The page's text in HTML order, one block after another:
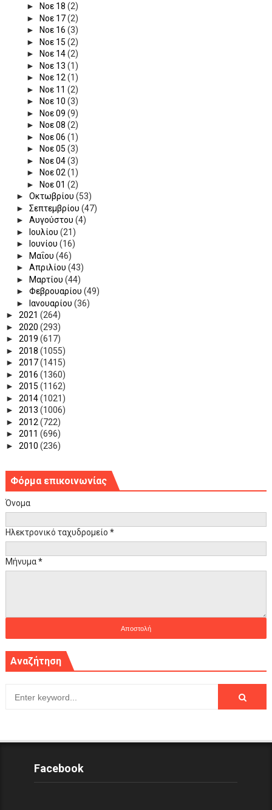
►
Νοε 18 (2)
►
Νοε 17(2)
►
Νοε 16 (3)
►
Νοε 15 (2)
►
Νοε 14(2)
►
Νοε 13 (1)
►
Νοε 12(1)
►
Νοε 11 (2)
►
Νοε 10 (3)
►
Νοε 09 (9)
►
Νοε 08 (2)
►
Νοε 06 (1)
►
Νοε 05 (3)
►
Νοε 04(3)
►
Νοε 02(1)
►
Νοε 01 (2)
► Οκτωβρίου (53)
► Σεπτεμβρίου (47)
► Αυγούστου (4)
►
Ιουλίου (21)
►
Ιουνίου (16)
►
Μαΐου (46)
► Απριλίου (43)
►
Μαρτίου (44)
► Φεβρουαρίου (49)
►
Ιανουαρίου (36)
► 2021 (264)
► 2020 (293)
► 2019 (617)
► 2018 (1055)
► 2017(1415)
► 2016 (1360)
► 2015 (1162)
► 2014(1021)
► 2013 (1006)
► 2012 (722)
► 2011 (696)
► 2010 (236)
Φόρμα επικοινωνίας
Όνομα
Ηλεκτρονικό ταχυδρομείο *
Μήνυμα*
Αναζήτηση
Facebook